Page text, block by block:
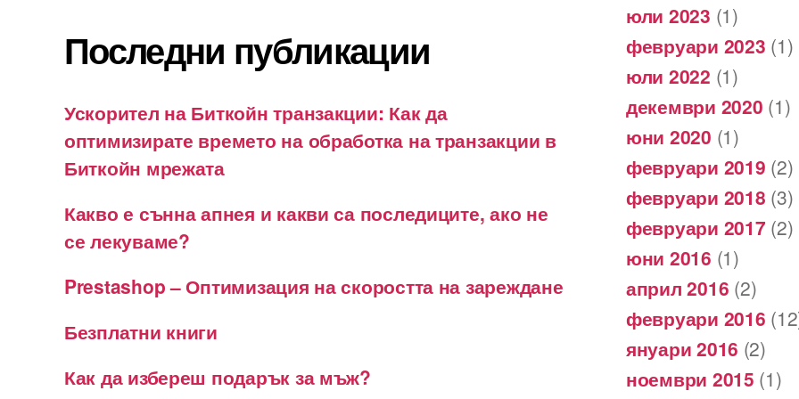
Последни публикации
Ускорител на Биткойн транзакции: Как да
оптимизирате времето на обработка на транзакции в
Биткойн мрежата
Какво е сънна апнея и какви са последиците, ако не
се лекуваме?
Prestashop – Оптимизация на скоростта на зареждане
Безплатни книги
Как да избереш подарък за мъж?
юли 2023 (1)
февруари 2023 (1)
юли 2022 (1)
декември 2020 (1)
юни 2020 (1)
февруари 2019 (2)
февруари 2018 (3)
февруари 2017 (2)
юни 2016 (1)
април 2016 (2)
февруари 2016
януари 2016 (2)
ноември 2015 (1)